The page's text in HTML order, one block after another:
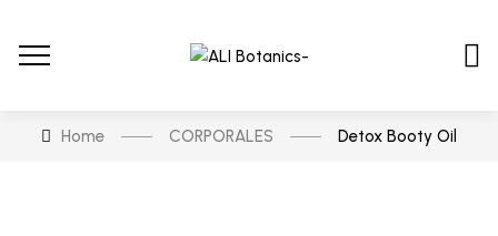
Home CORPORALES Detox Booty Oil